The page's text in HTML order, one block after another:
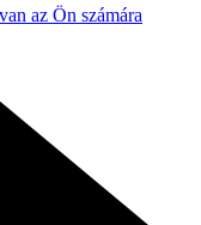
az Ön számára